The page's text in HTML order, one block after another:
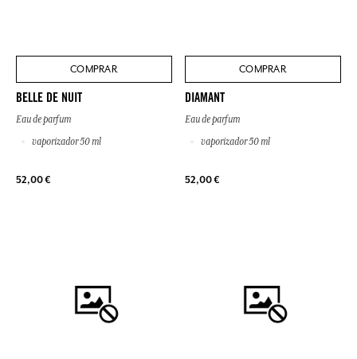
COMPRAR
BELLE DE NUIT
Eau de parfum
vaporizador 50 ml
52,00 €
COMPRAR
DIAMANT
Eau de parfum
vaporizador 50 ml
52,00 €